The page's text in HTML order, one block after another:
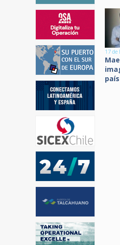
17 de